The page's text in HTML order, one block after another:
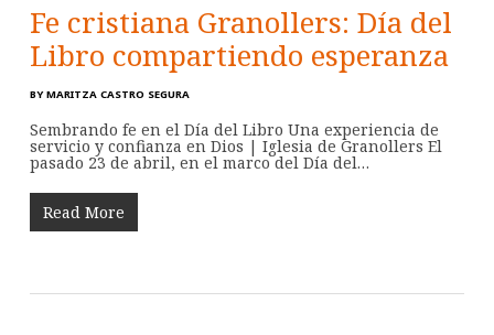
Fe cristiana Granollers: Día del
Libro compartiendo esperanza
BY MARITZA CASTRO SEGURA
Sembrando fe en el Día del Libro Una experiencia de
servicio y confianza en Dios | Iglesia de Granollers El
pasado 23 de abril, en el marco del Día del…
Read More